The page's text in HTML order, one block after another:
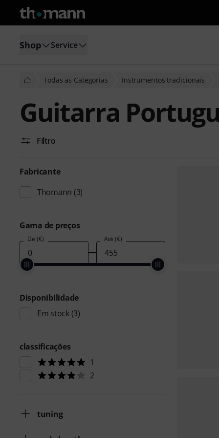
Shop Service
Todas as Categorias Instrumentos tradicionais
Guitarra
Filtro
Fabricante
Thomann (3)
Gama de preços
De (€) Até (€)
Disponibilidade
Em stock(3)
classificações
1
2
tuning